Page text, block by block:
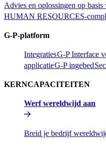
Advies en oplossingen op
HUMAN RESOURCES-
G-P-platform​​
Integraties​​G-P Interface
applicatie​​G-P ingebed​​
KERNCAPACITEITEN​​
Werf wereldwijd aan​​
Breid je bedrijf